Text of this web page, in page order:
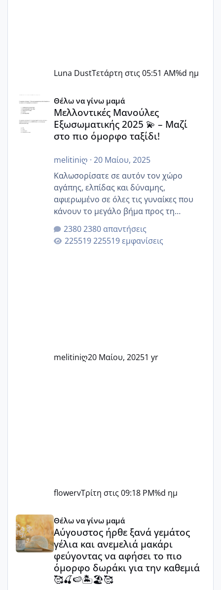
Luna DustΤετάρτη στις 05:51 AM%d ημ
Μελλοντικές Μανούλες Εξωσωματικής 2025 💫 – Μαζί
Θέλω να γίνω μαμά
Μελλοντικές Μανούλες
Εξωσωματικής 2025 💫 – Μαζί
στο πιο όμορφο ταξίδι!
melitiniღ · 20 Μαίου, 2025
Καλωσορίσατε σε αυτόν τον χώρο
αγάπης, ελπίδας και δύναμης,
αφιερωμένο σε όλες τις γυναίκες που
κάνουν το μεγάλο βήμα προς τη
μητρότητα μέσω εξωσωματικής το 2025.
Εδώ θα μοιραστούμε αγωνίες, χαρές,
εμπειρίες και κάθε μικρή ή μεγάλη
2380 απαντήσεις
225519 εμφανίσεις
melitiniღ20 Μαίου, 20251 yr
flowervΤρίτη στις 09:18 PM%d ημ
Αύγουστος ήρθε ξανά γεμάτος γέλια και ανεμελιά
Θέλω να γίνω μαμά
Αύγουστος ήρθε ξανά γεμάτος
γέλια και ανεμελιά μακάρι
φεύγοντας να αφήσει το πιο
όμορφο δωράκι για την καθεμιά
🥰🍒🍉🏝️🏖️🥰